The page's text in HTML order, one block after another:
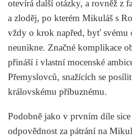
otevírá další otázky, a rovněž z
a zloděj, po kterém Mikuláš s
vždy o krok napřed, byť svému
neunikne. Značné komplikace
přináší i vlastní mocenské
Přemyslovců, snažících se
královskému příbuznému.
Podobně jako v prvním díle
odpovědnost za pátrání na